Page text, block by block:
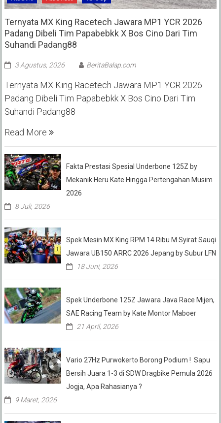
Ternyata MX King Racetech Jawara MP1 YCR 2026
Padang Dibeli Tim Papabebkk X Bos Cino Dari Tim
Suhandi Padang88
3 Agustus, 2026 BeritaBalap.com
Ternyata MX King Racetech Jawara MP1 YCR 2026
Padang Dibeli Tim Papabebkk X Bos Cino Dari Tim
Suhandi Padang88
Read More
Fakta Prestasi Spesial Underbone 125Z by
Mekanik Heru Kate Hingga Pertengahan Musim
2026
8 Juli, 2026
Spek Mesin MX King RPM 14 Ribu M Syirat Sauqi
Jawara UB150 ARRC 2026 Jepang by Subur LFN
18 Juni, 2026
Spek Underbone 125Z Jawara Java Race Mijen,
SAE Racing Team by Kate Montor Maboer
21 April, 2026
Vario 27Hz Purwokerto Borong Podium ! Sapu
Bersih Juara 1-3 di SDW Dragbike Pemula 2026
Jogja, Apa Rahasianya ?
9 Maret, 2026